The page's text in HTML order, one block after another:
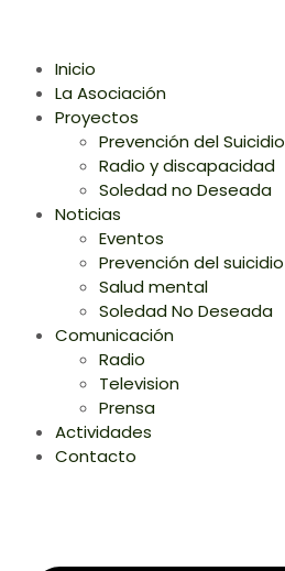
Inicio
La Asociación
Proyectos
Prevención del Suicidio
Radio y discapacidad
Soledad no Deseada
Noticias
Eventos
Prevención del suicidio
Salud mental
Soledad No Deseada
Comunicación
Radio
Television
Prensa
Actividades
Contacto